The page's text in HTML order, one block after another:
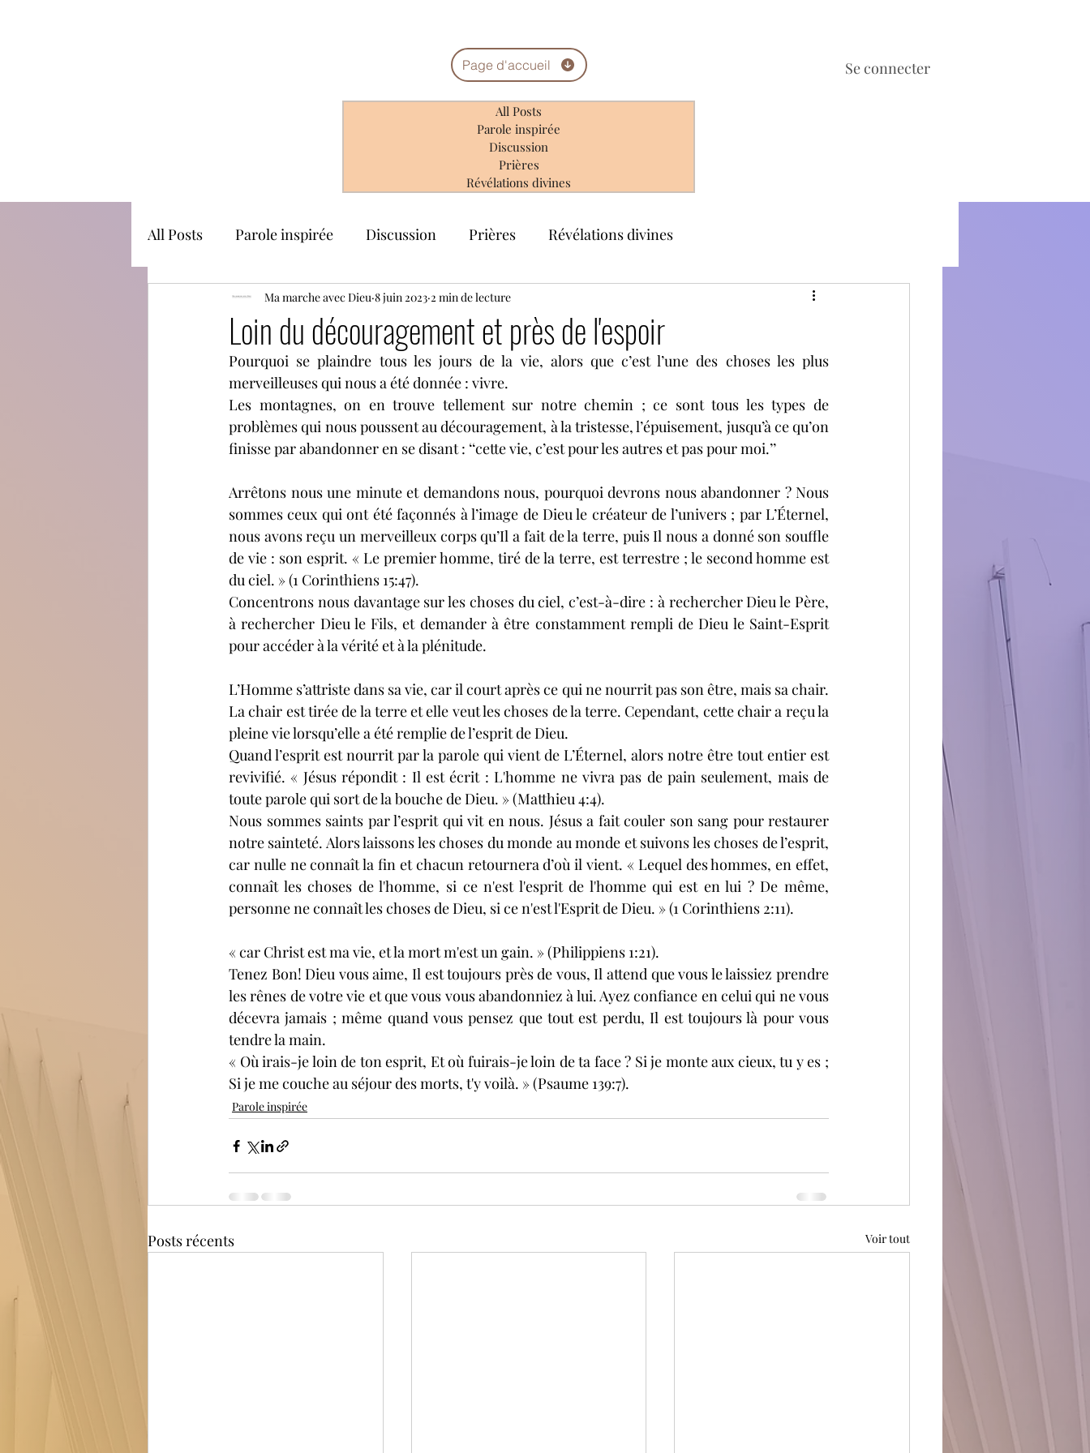
Page d'accueil Se connecter
All Posts
Parole inspirée
Discussion
Prières
Révélations divines
All Posts Parole inspirée Discussion Prières Révélations divines
Loin du découragement et près de l'espoir
Ma marche avec Dieu 8 juin 2023 2 min de lecture
Pourquoi se plaindre tous les jours de la vie, alors que c’est l’une des choses les plus
merveilleuses qui nous a été donnée : vivre.
Les montagnes, on en trouve tellement sur notre chemin ; ce sont tous les types de
problèmes qui nous poussent au découragement, à la tristesse, l’épuisement, jusqu’à ce qu’on
finisse par abandonner en se disant : ‘‘cette vie, c’est pour les autres et pas pour moi.’’
Arrêtons nous une minute et demandons nous, pourquoi devrons nous abandonner ? Nous
sommes ceux qui ont été façonnés à l’image de Dieu le créateur de l’univers ; par L’Éternel,
nous avons reçu un merveilleux corps qu’Il a fait de la terre, puis Il nous a donné son souffle
de vie : son esprit. « Le premier homme, tiré de la terre, est terrestre ; le second homme est
du ciel. » (1 Corinthiens 15:47).
Concentrons nous davantage sur les choses du ciel, c’est-à-dire : à rechercher Dieu le Père,
à rechercher Dieu le Fils, et demander à être constamment rempli de Dieu le Saint-Esprit
pour accéder à la vérité et à la plénitude.
L’Homme s’attriste dans sa vie, car il court après ce qui ne nourrit pas son être, mais sa chair.
La chair est tirée de la terre et elle veut les choses de la terre. Cependant, cette chair a reçu la
pleine vie lorsqu’elle a été remplie de l’esprit de Dieu.
Quand l’esprit est nourrit par la parole qui vient de L’Éternel, alors notre être tout entier est
revivifié. « Jésus répondit : Il est écrit : L'homme ne vivra pas de pain seulement, mais de
toute parole qui sort de la bouche de Dieu. » (Matthieu 4:4).
Nous sommes saints par l’esprit qui vit en nous. Jésus a fait couler son sang pour restaurer
notre sainteté. Alors laissons les choses du monde au monde et suivons les choses de l’esprit,
car nulle ne connaît la fin et chacun retournera d’où il vient. « Lequel des hommes, en effet,
connaît les choses de l'homme, si ce n'est l'esprit de l'homme qui est en lui ? De même,
personne ne connaît les choses de Dieu, si ce n'est l'Esprit de Dieu. » (1 Corinthiens 2:11).
« car Christ est ma vie, et la mort m'est un gain. » (Philippiens 1:21).
Tenez Bon! Dieu vous aime, Il est toujours près de vous, Il attend que vous le laissiez prendre
les rênes de votre vie et que vous vous abandonniez à lui. Ayez confiance en celui qui ne vous
décevra jamais ; même quand vous pensez que tout est perdu, Il est toujours là pour vous
tendre la main.
« Où irais-je loin de ton esprit, Et où fuirais-je loin de ta face ? Si je monte aux cieux, tu y es ;
Si je me couche au séjour des morts, t'y voilà. » (Psaume 139:7).
Parole inspirée
Posts récents Voir tout